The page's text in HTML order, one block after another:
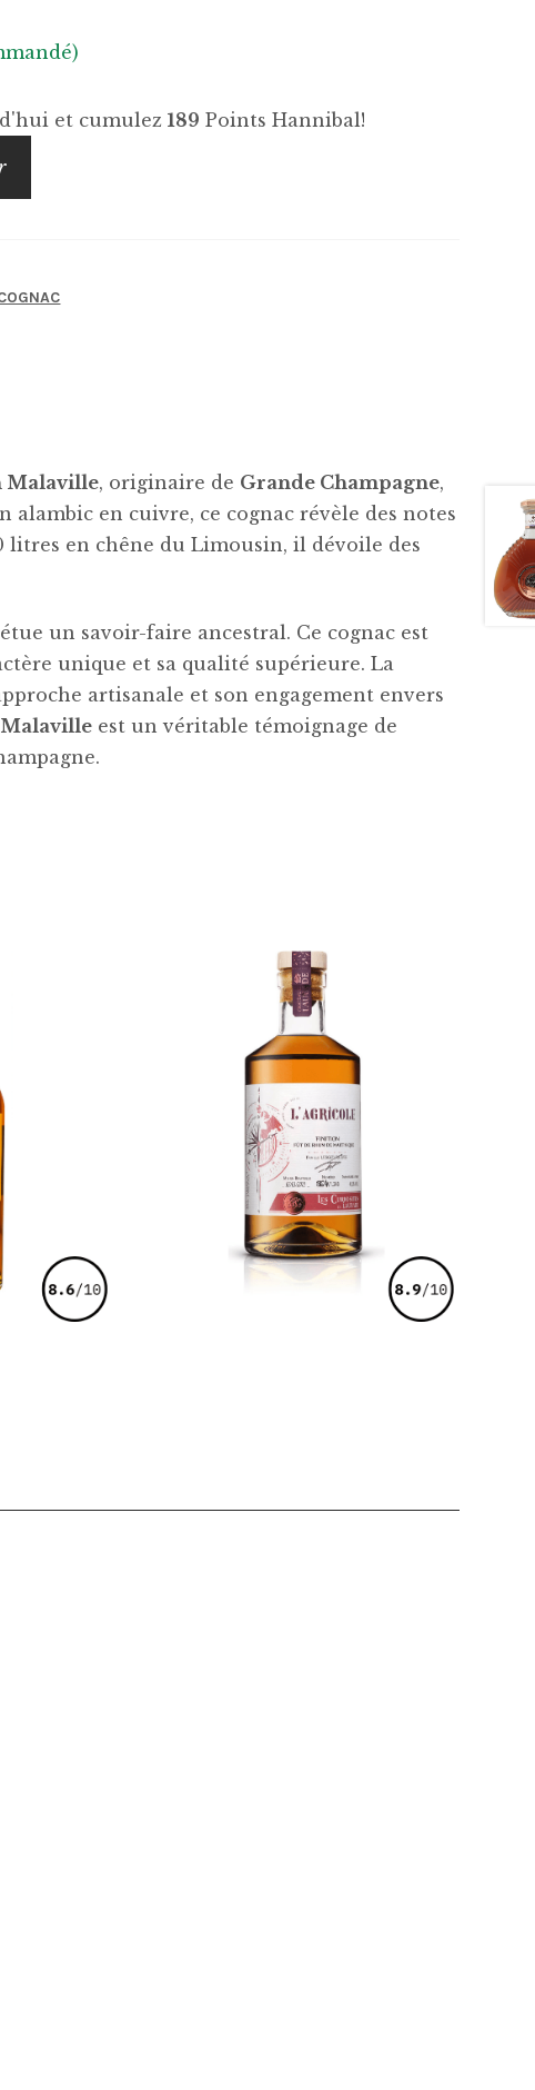
et cumulez189 Points Hannibal!
Malaville, originaire de Grande Champagne,
en cuivre, ce cognac révèle des notes
en chêne du Limousin, il dévoile des
un savoir-faire ancestral. Ce cognac est
unique et sa qualité supérieure. La
artisanale et son engagement envers
est un véritable témoignage de